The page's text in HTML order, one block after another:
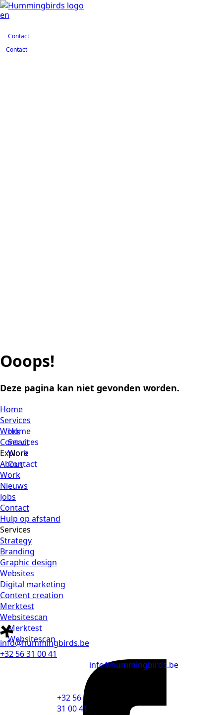
en
Contact
Contact
Contact
Ooops!
Deze pagina kan niet gevonden worden.
Home
Home
Services
Services
Work
Work
Contact
Contact
Explore
About
Work
Nieuws
Jobs
Contact
Hulp op afstand
Services
Strategy
Branding
Graphic design
Websites
Digital marketing
Content creation
Merktest
Merktest
Websitescan
Websitescan
info@hummingbirds.be
info@hummingbirds.be
+32 56 31 00 41
+32 56
31 00 41